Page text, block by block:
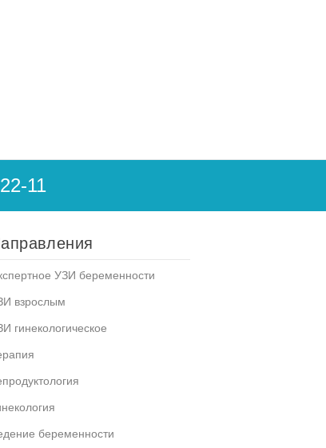
11
УЗИ беременности
взрослым
гинекологическое
беременности